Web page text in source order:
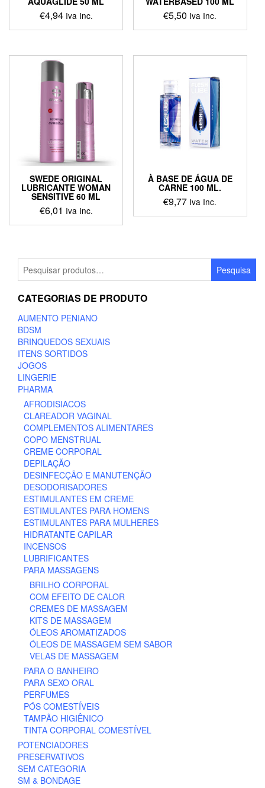
€4,94 Iva Inc. €5,50 Iva Inc.
SWEDE ORIGINAL
LUBRICANTE WOMAN
SENSITIVE 60 ML
€6,01 Iva Inc.
À BASE DE ÁGUA DE
CARNE 100 ML.
€9,77 Iva Inc.
Pesquisar
por:
Pesquisa
CATEGORIAS DE PRODUTO
AUMENTO PENIANO
BDSM
BRINQUEDOS SEXUAIS
ITENS SORTIDOS
JOGOS
LINGERIE
PHARMA
AFRODISIACOS
CLAREADOR VAGINAL
COMPLEMENTOS ALIMENTARES
COPO MENSTRUAL
CREME CORPORAL
DEPILAÇÃO
DESINFECÇÃO E MANUTENÇÃO
DESODORISADORES
ESTIMULANTES EM CREME
ESTIMULANTES PARA HOMENS
ESTIMULANTES PARA MULHERES
HIDRATANTE CAPILAR
INCENSOS
LUBRIFICANTES
PARA MASSAGENS
BRILHO CORPORAL
COM EFEITO DE CALOR
CREMES DE MASSAGEM
KITS DE MASSAGEM
ÓLEOS AROMATIZADOS
ÓLEOS DE MASSAGEM SEM SABOR
VELAS DE MASSAGEM
PARA O BANHEIRO
PARA SEXO ORAL
PERFUMES
PÓS COMESTÍVEIS
TAMPÃO HIGIÊNICO
TINTA CORPORAL COMESTÍVEL
POTENCIADORES
PRESERVATIVOS
SEM CATEGORIA
SM & BONDAGE